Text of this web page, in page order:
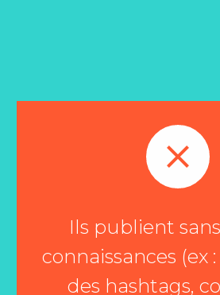


Ils publient
connaissances (ex
des hashtags,